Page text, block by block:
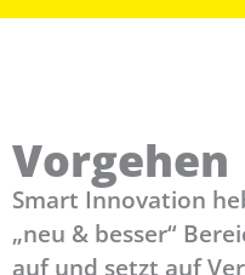
Vorgehen
Smart Innovation
„neu & besser“
auf und setzt auf